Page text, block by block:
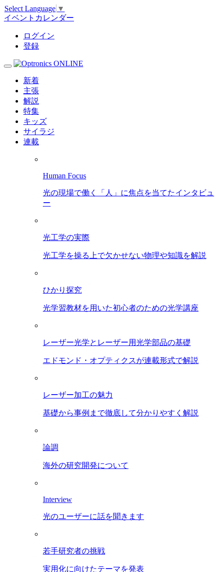
Select Language ▼
イベントカレンダー
ログイン
登録
新着
主張
解説
特集
キッズ
サイラジ
連載
Human Focus
光の現場で働く「人」に焦点を当てたインタビュ
ー
光工学の実際
光工学を操る上で欠かせない物理や知識を解説
ひかり探究
光学習教材を用いた初心者のための光学講座
レーザー光学とレーザー用光学部品の基礎
エドモンド・オプティクスが連載形式で解説
レーザー加工の魅力
基礎から事例まで徹底して分かりやすく解説
論調
海外の研究開発について
Interview
光のユーザーに話を聞きます
若手研究者の挑戦
実用化に向けたテーマを発表